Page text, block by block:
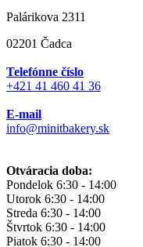
Palárikova 2311
02201 Čadca
Telefónne číslo
+421 41 460 41 36
E-mail
info@minitbakery.sk
Otváracia doba:
Pondelok 6:30 - 14:00
Utorok 6:30 - 14:00
Streda 6:30 - 14:00
Štvrtok 6:30 - 14:00
Piatok 6:30 - 14:00